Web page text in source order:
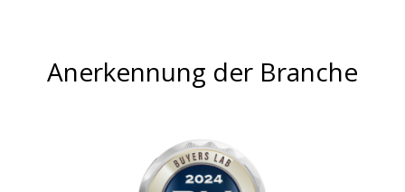
Anerkennung der Branche